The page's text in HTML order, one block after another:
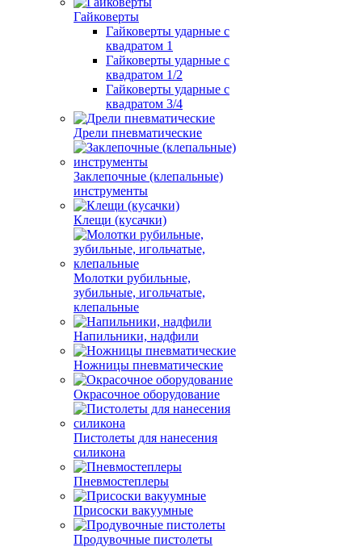
Гайковерты
Гайковерты ударные с
квадратом 1
Гайковерты ударные с
квадратом 1/2
Гайковерты ударные с
квадратом 3/4
Дрели пневматические
Заклепочные (клепальные)
инструменты
Клещи (кусачки)
Молотки рубильные,
зубильные, игольчатые,
клепальные
Напильники, надфили
Ножницы пневматические
Окрасочное оборудование
Пистолеты для нанесения
силикона
Пневмостеплеры
Присоски вакуумные
Продувочные пистолеты